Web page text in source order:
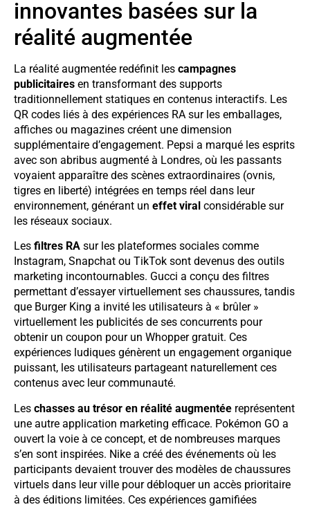
innovantes basées sur la
réalité augmentée
La réalité augmentée redéfinit les campagnes
publicitaires en transformant des supports
traditionnellement statiques en contenus interactifs. Les
QR codes liés à des expériences RA sur les emballages,
affiches ou magazines créent une dimension
supplémentaire d’engagement. Pepsi a marqué les esprits
avec son abribus augmenté à Londres, où les passants
voyaient apparaître des scènes extraordinaires (ovnis,
tigres en liberté) intégrées en temps réel dans leur
environnement, générant un effet viral considérable sur
les réseaux sociaux.
Les filtres RA sur les plateformes sociales comme
Instagram, Snapchat ou TikTok sont devenus des outils
marketing incontournables. Gucci a conçu des filtres
permettant d’essayer virtuellement ses chaussures, tandis
que Burger King a invité les utilisateurs à « brûler »
virtuellement les publicités de ses concurrents pour
obtenir un coupon pour un Whopper gratuit. Ces
expériences ludiques génèrent un engagement organique
puissant, les utilisateurs partageant naturellement ces
contenus avec leur communauté.
Les chasses au trésor en réalité augmentée représentent
une autre application marketing efficace. Pokémon GO a
ouvert la voie à ce concept, et de nombreuses marques
s’en sont inspirées. Nike a créé des événements où les
participants devaient trouver des modèles de chaussures
virtuels dans leur ville pour débloquer un accès prioritaire
à des éditions limitées. Ces expériences gamifiées